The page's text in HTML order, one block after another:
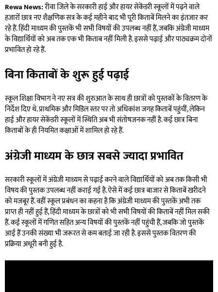
Rewa News:रीवा जिले के सरकारी हाई और हायर सेकेंडरी स्कूलों में पढ़ने वाले
हजारों छात्र नए शैक्षणिक सत्र के कई महीने बाद भी पूरी किताबें मिलने का इंतजार कर
रहे हैं. हिंदी माध्यम की पुस्तकें भी सभी विषयों की उपलब्ध नहीं हैं, जबकि अंग्रेजी माध्यम
के विद्यार्थियों को अब तक एक भी किताब नहीं मिली है. इससे पढ़ाई और पाठ्यक्रम दोनों
प्रभावित हो रहे हैं.
बिना किताबों के शुरू हुई पढ़ाई
स्कूल शिक्षा विभाग ने नए सत्र की शुरुआत के साथ ही छात्रों को पुस्तकों के वितरण के
निर्देश दिए थे. प्राथमिक और मिडिल स्तर पर तो अधिकांश जगह किताबें पहुंचीं, लेकिन
हाई और हायर सेकेंडरी स्कूलों में स्थिति अब भी संतोषजनक नहीं है. कई छात्र बिना
किताबों के ही नियमित कक्षाओं में शामिल हो रहे हैं.
अंग्रेजी माध्यम के छात्र सबसे ज्यादा प्रभावित
सरकारी स्कूलों में अंग्रेजी माध्यम से पढ़ाई करने वाले विद्यार्थियों को अब तक किसी भी
विषय की पुस्तक उपलब्ध नहीं कराई गई है. ऐसे में कई छात्र बाजार से किताबें खरीदने
को मजबूर हैं. वहीं स्कूल प्रबंधन का कहना है कि अंग्रेजी माध्यम की पुस्तकें अभी तक
प्राप्त ही नहीं हुई हैं, हिंदी माध्यम के छात्रों को भी सभी विषयों की किताबें नहीं मिल सकी
हैं. कई स्कूलों में गणित सहित अन्य विषयों की पुस्तकें नहीं पहुंची हैं, जबकि जो पुस्तकें
आई हैं उनकी संख्या भी जरूरत से कम बताई जा रही है. इससे पुस्तक वितरण की
प्रक्रिया अधूरी बनी हुई है.